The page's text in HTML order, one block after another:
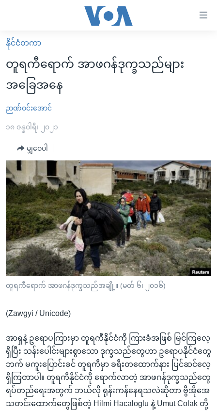
လွယ်ကူ
စေ
များ
ပင်မ
ကျော်
ကြည့်
ရန်
ပင်မ
အ
ညွန်း
စာမျက်နှာ
သို့
ကျော်
ကြည့်
ရှာဖွေ
နေရာ
သို့
ကျော်
ရန်
မူလစာမျက်နှာ
မြန်မာ
ကမ္ဘာ့သတင်းများ
နိုင်ငံတကာ
အမေရိကန်
အစ္စရေး-ပါလက်စတိုင်း
ဗွီဒီယို
သတင်းလွတ်လပ်ခွင့်
အင်္ဂလိပ်စာလေ့လာမယ်
အမေရိကန်သုံးအီဒီယံ
မကြေးမုံရဲ့ အင်္ဂလိပ်စာ
ရုပ်ရှင်ထဲက အင်္ဂလိပ်စာ
သုတပဒေသာ အင်္ဂလိပ်စာ
အပတ်စဉ်ကဏ္ဍများ
ရေဒီယို
တီဗွီ
ရေဒီယိုနှင့်ရုပ်သံ အချက်အလက်များ
ရေဒီယို/တီဗွီအစီအစဉ်
Learning English
ဗွီအိုအေ လူမှုကွန်ယက်များ
နိုင်ငံတကာ
တူရကီရောက် အာဖဂန်ဒုက္ခသည်များ
အခြေအနေ
ဉာဏ်ဝင်းအောင်
၁၈ ဇန္နဝါရီ၊ ၂၀၂၁
မျှဝေပါ
တူရကီရောက် အာဖဂန်ဒုက္ခသည်အချို့။ (မတ် ၆၊ ၂၀၁၆)
(Zawgyi / Unicode)
အာရှနဲ့ ဥရောပကြားမှာ တူရကီနိုင်ငံကို ကြားခံအဖြစ် မြင်ကြလေ့
ရှိပြီး သန်းပေါင်းများစွာသော ဒုက္ခသည်တွေဟာ ဥရောပနိုင်ငံတွေ
ဘက် မကူးပြောင်းခင် တူရကီမှာ ခရီးတထောက်နား ပြင်ဆင်လေ့
ရှိကြတာပါ။ တူရကီနိုင်ငံကို ရောက်လာတဲ့ အာဖဂန်ဒုက္ခသည်တွေ
ရပ်တည်ရေးအတွက် ဘယ်လို ရုန်းကန်နေရသလဲဆိုတာ ဗွီအိုအေ
သတင်းထောက်တွေဖြစ်တဲ့ Hilmi Hacaloglu နဲ့ Umut Colak တို့